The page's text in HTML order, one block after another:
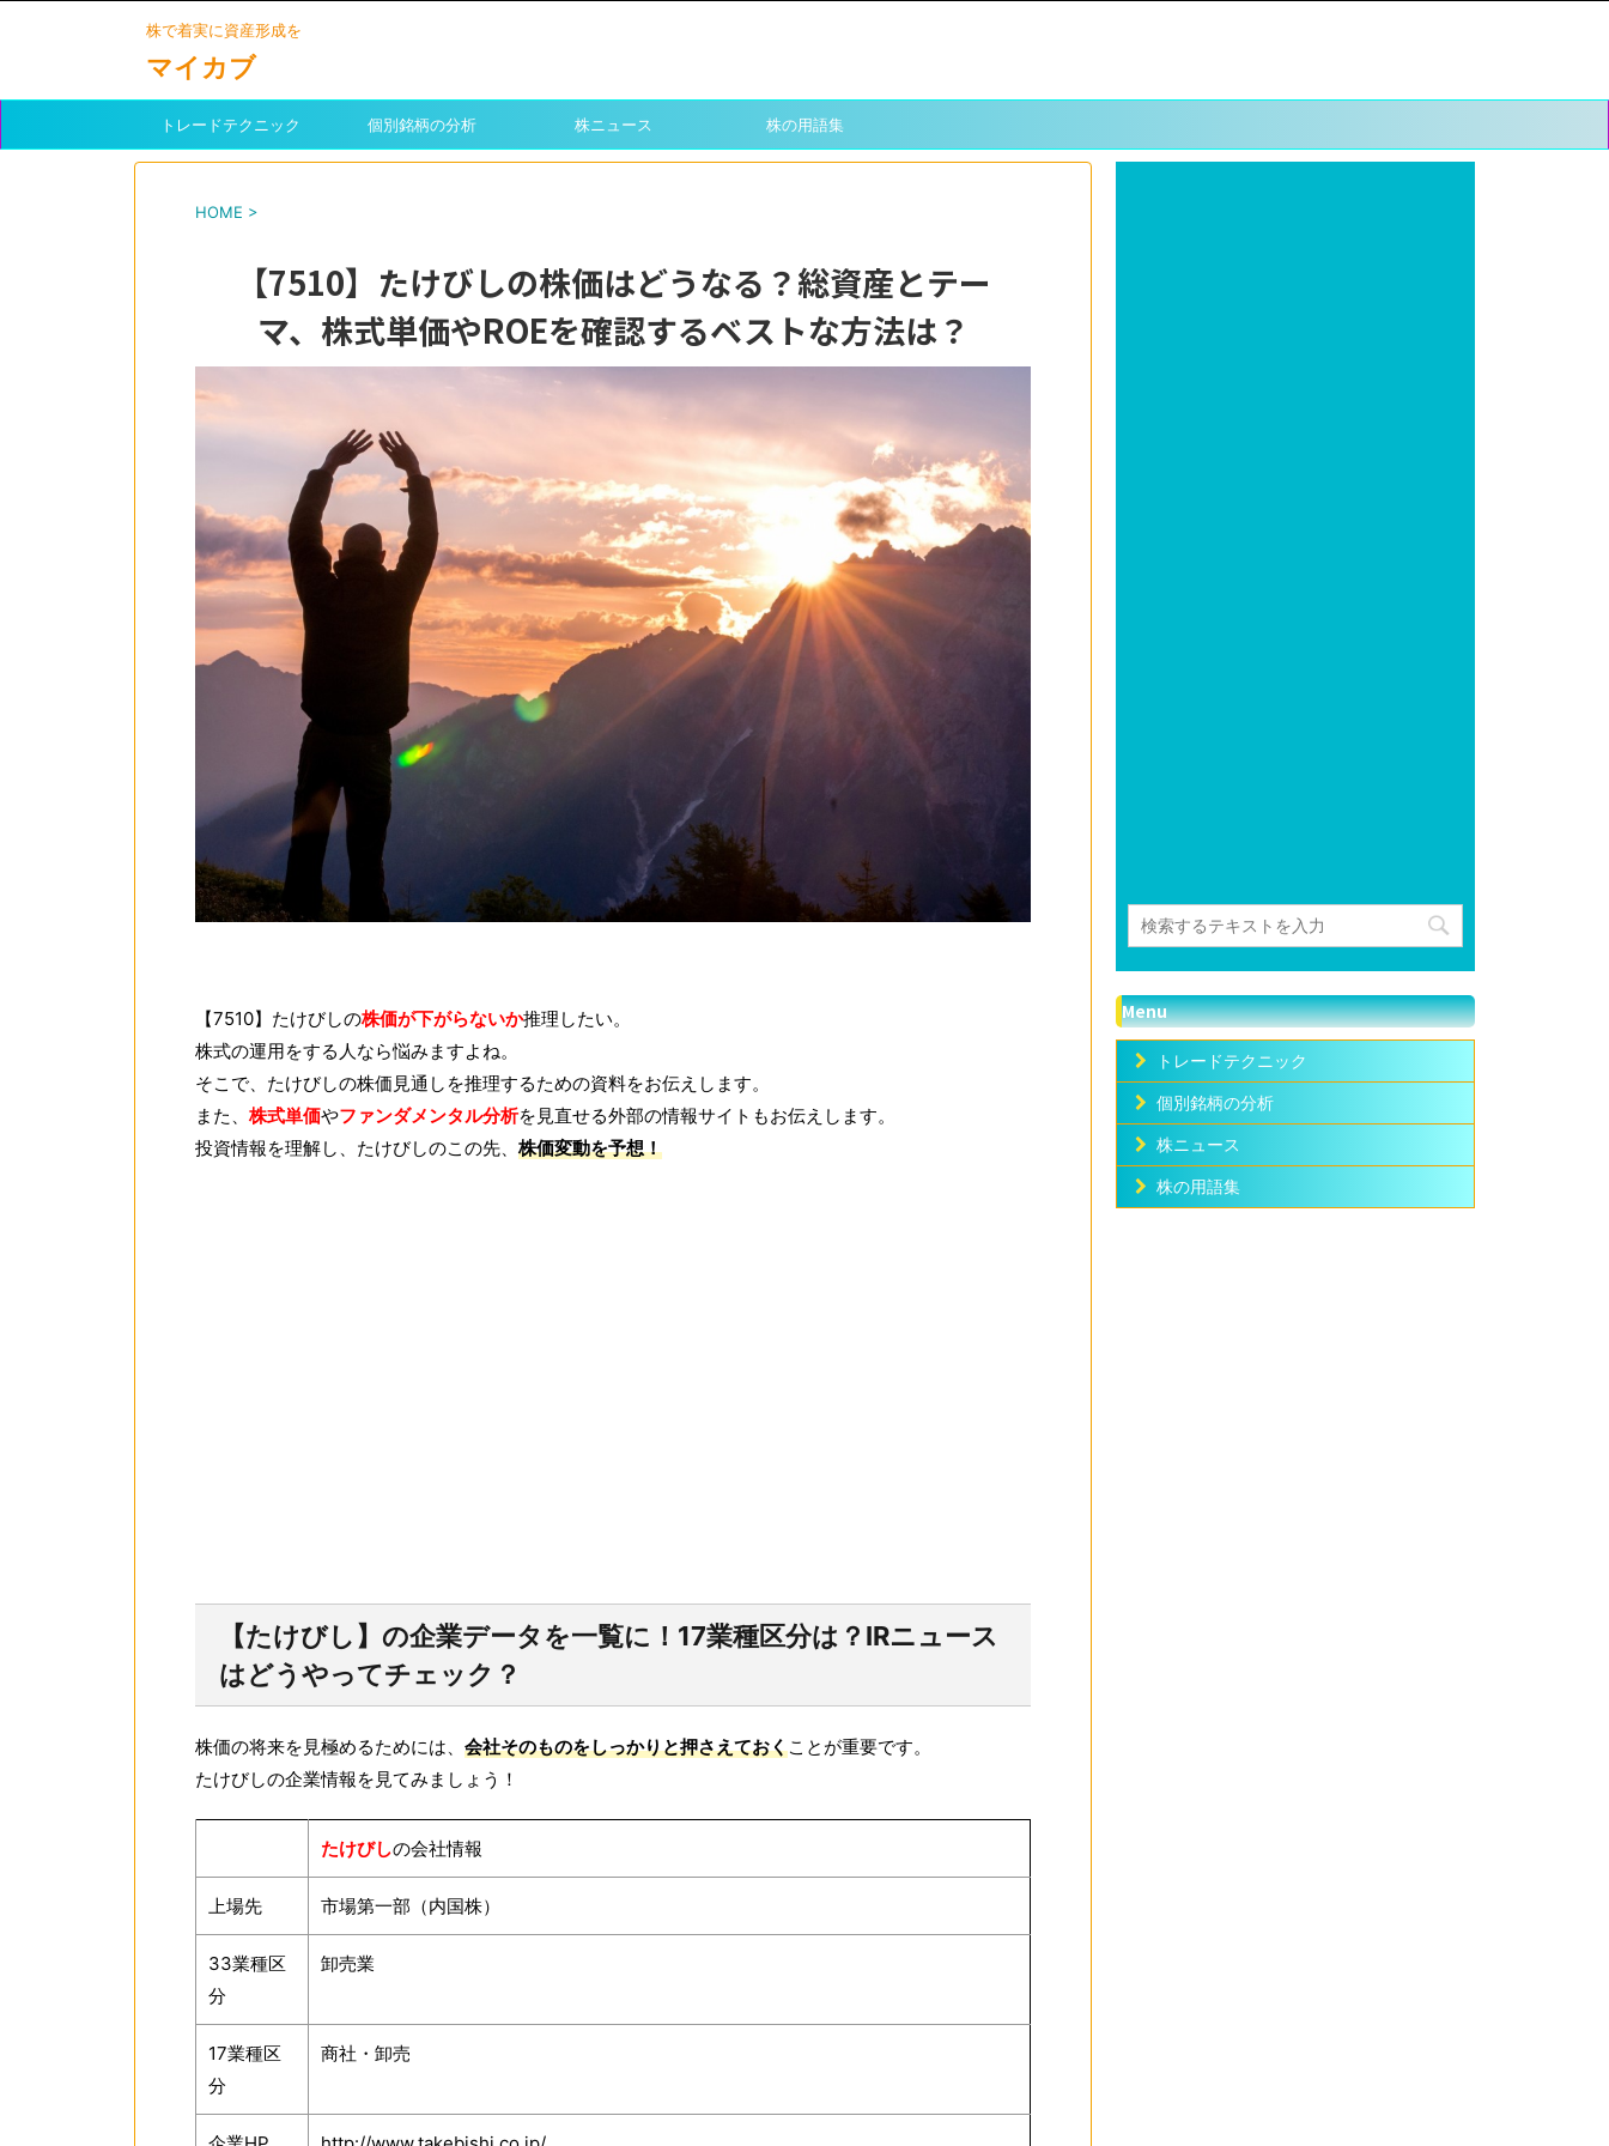
株で着実に資産形成を
マイカブ
トレードテクニック 個別銘柄の分析 株ニュース 株の用語集
HOME >
【7510】たけびしの株価はどうなる？総資産とテー
マ、株式単価やROEを確認するベストな方法は？
【7510】たけびしの株価が下がらないか推理したい。
株式の運用をする人なら悩みますよね。
そこで、たけびしの株価見通しを推理するための資料をお伝えします。
また、 株式単価やファンダメンタル分析を見直せる外部の情報サイトもお伝えします。
投資情報を理解し、たけびしのこの先、 株価変動を予想！
【たけびし】の企業データを一覧に！17業種区分は？IRニュース
はどうやってチェック？
株価の将来を見極めるためには、 会社そのものをしっかりと押さえておくことが重要です。
たけびしの企業情報を見てみましょう！
たけびしの会社情報
上場先 市場第一部（内国株）
33業種区
分
卸売業
17業種区
分
商社・卸売
Menu
トレードテクニック
個別銘柄の分析
株ニュース
株の用語集